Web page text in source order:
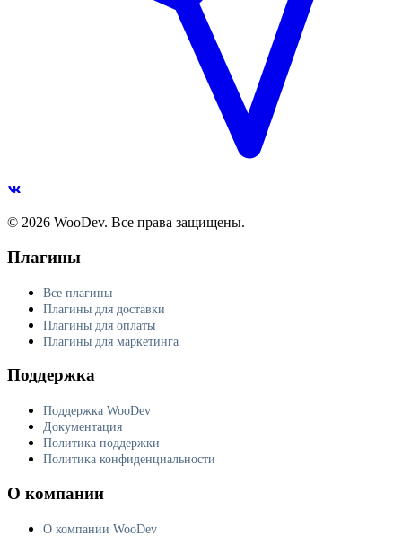
© 2026 WooDev. Все права защищены.
Плагины
Все плагины
Плагины для доставки
Плагины для оплаты
Плагины для маркетинга
Поддержка
Поддержка WooDev
Документация
Политика поддержки
Политика конфиденциальности
О компании
О компании WooDev